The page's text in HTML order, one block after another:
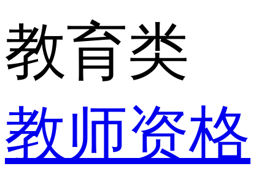
教育类
教师资格